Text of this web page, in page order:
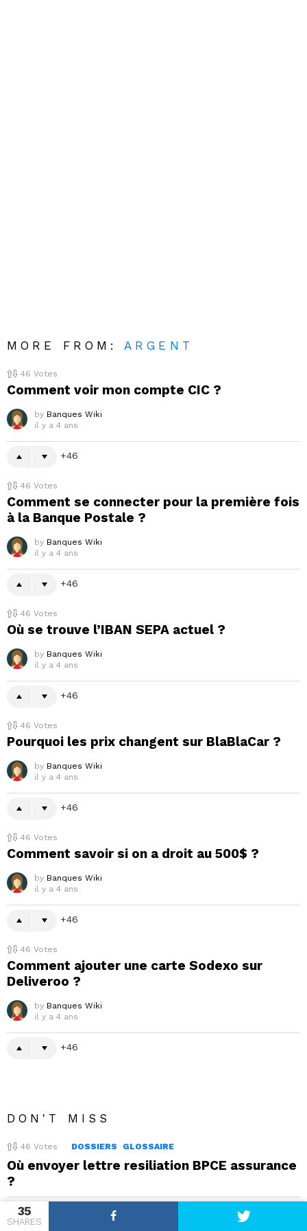
35
SHARES
MORE FROM:ARGENT
46 Votes
Comment voir mon compte CIC ?
by Banques Wiki
il y a 4 ans
46
46 Votes
Comment se connecter pour la première fois
à la Banque Postale ?
by Banques Wiki
il y a 4 ans
46
46 Votes
Où se trouve l’IBAN SEPA actuel ?
by Banques Wiki
il y a 4 ans
46
46 Votes
Pourquoi les prix changent sur BlaBlaCar ?
by Banques Wiki
il y a 4 ans
46
46 Votes
Comment savoir si on a droit au 500$ ?
by Banques Wiki
il y a 4 ans
46
46 Votes
Comment ajouter une carte Sodexo sur
Deliveroo ?
by Banques Wiki
il y a 4 ans
46
DON'T MISS
46 Votes DOSSIERS GLOSSAIRE
Où envoyer lettre resiliation BPCE assurance
?